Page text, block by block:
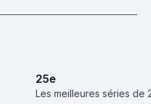
25e
Les meilleures séries de